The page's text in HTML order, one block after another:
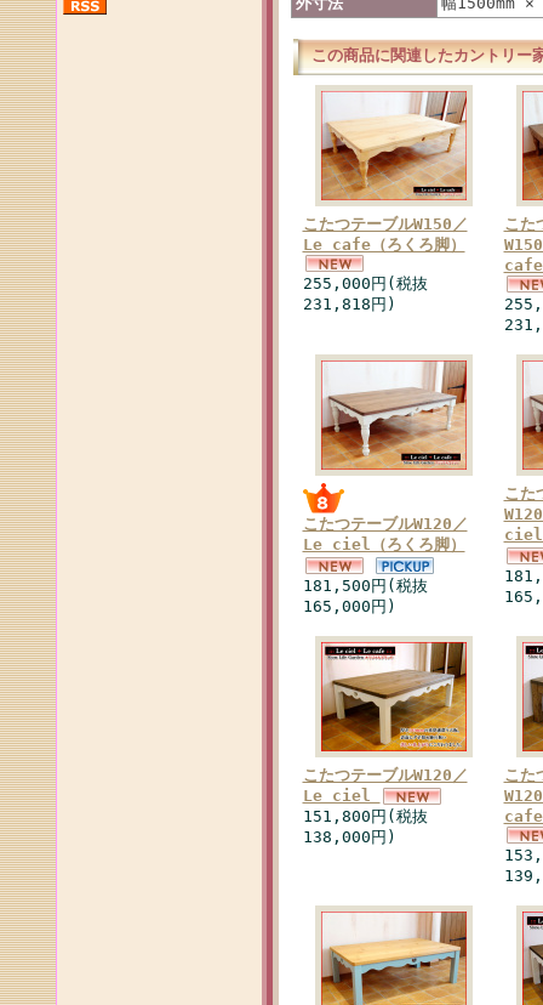
この商品に関連したカントリー
こたつテーブルW150／
Le cafe（ろくろ脚）
255,000円(税抜
231,818円)
こた
cafe
こたつテーブルW120／
Le ciel（ろくろ脚）
181,500円(税抜
165,000円)
こた
ciel
こたつテーブルW120／
Le ciel
151,800円(税抜
138,000円)
こた
cafe